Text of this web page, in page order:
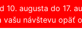
augusta do
vašu návštevu opäť